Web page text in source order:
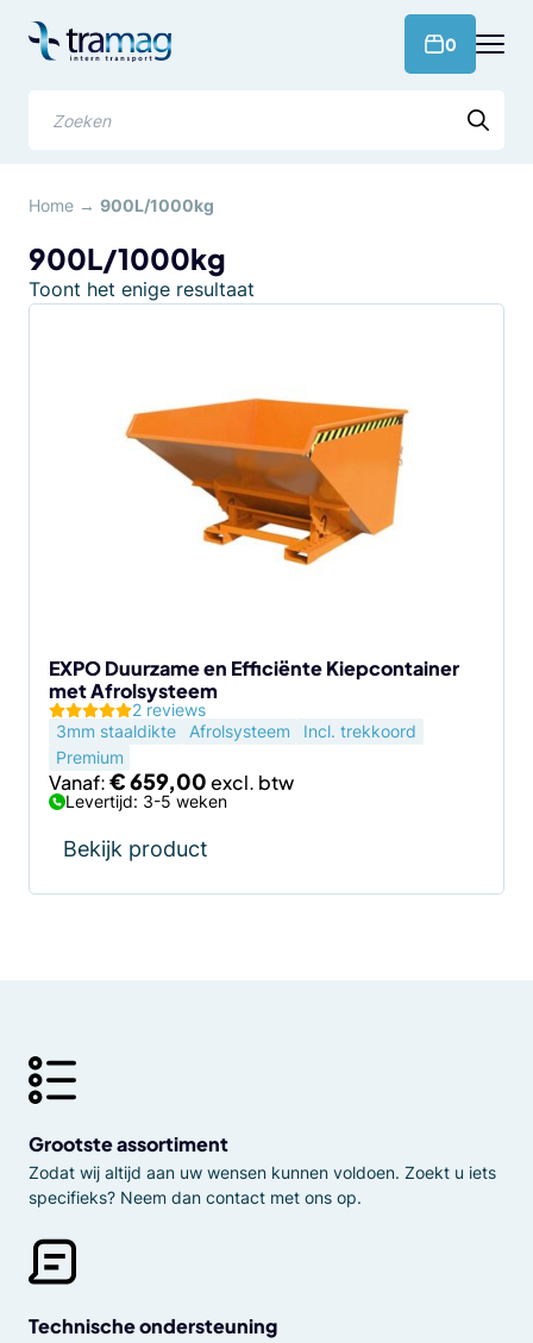
naar
0
Home → 900L/1000kg
900L/1000kg
Toont het enige resultaat
EXPO Duurzame en Efficiënte Kiepcontainer
met Afrolsysteem
2 reviews
3mm staaldikte
Afrolsysteem
Incl. trekkoord
Premium
Vanaf:€659,00
Levertijd: 3-5 weken
Bekijk product
meerdere
de
productpagina
Grootste assortiment
Zodat wij altijd aan uw wensen kunnen voldoen. Zoekt u iets
specifieks? Neem dan contact met ons op.
Technische ondersteuning